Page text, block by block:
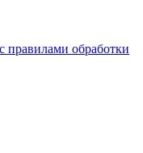
правилами обработки